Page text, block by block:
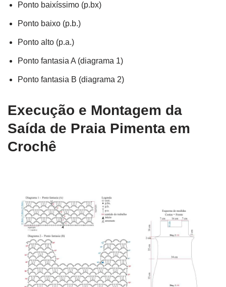
Ponto baixíssimo (p.bx)
Ponto baixo (p.b.)
Ponto alto (p.a.)
Ponto fantasia A (diagrama 1)
Ponto fantasia B (diagrama 2)
Execução e Montagem da
Saída de Praia Pimenta em
Crochê